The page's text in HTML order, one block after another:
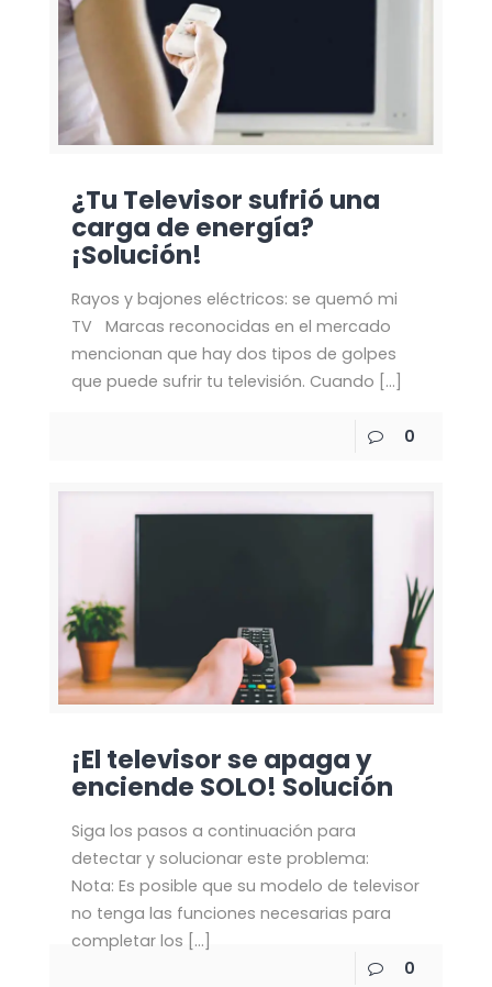
¿Tu Televisor sufrió una
carga de energía?
¡Solución!
Rayos y bajones eléctricos: se quemó mi
TV Marcas reconocidas en el mercado
mencionan que hay dos tipos de golpes
que puede sufrir tu televisión. Cuando […]
0
¡El televisor se apaga y
enciende SOLO! Solución
Siga los pasos a continuación para
detectar y solucionar este problema:
Nota: Es posible que su modelo de televisor
no tenga las funciones necesarias para
completar los […]
0